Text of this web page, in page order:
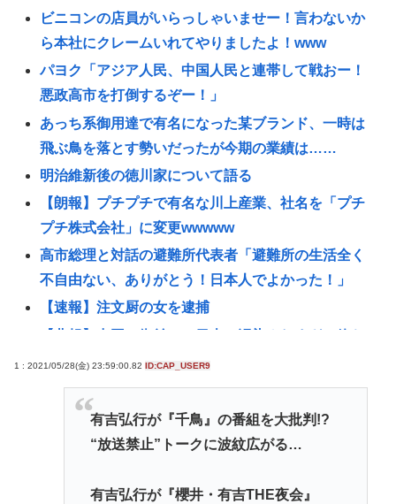
ビニコンの店員がいらっしゃいませー！言わないか
ら本社にクレームいれてやりましたよ！www
パヨク「アジア人民、中国人民と連帯して戦おー！
悪政高市を打倒するぞー！」
あっち系御用達で有名になった某ブランド、一時は
飛ぶ鳥を落とす勢いだったが今期の業績は……
明治維新後の徳川家について語る
【朗報】プチプチで有名な川上産業、社名を「プチ
プチ株式会社」に変更wwwww
高市総理と対話の避難所代表者「避難所の生活全く
不自由ない、ありがとう！日本人でよかった！」
【速報】注文厨の女を逮捕
るwww
【悲報】カラオケ上手いヤツと歌上手いヤツ、ガチ
で別物www
ネット販売…「品切れ前に買うと満足感」集英社オ
のメールアカウント使い大量注文 32歳女を逮捕
1 : 2021/05/28(金) 23:59:00.82 ID:CAP_USER9
有吉弘行が『千鳥』の番組を大批判!?
“放送禁止”トークに波紋広がる…
有吉弘行が『櫻井・有吉THE夜会』